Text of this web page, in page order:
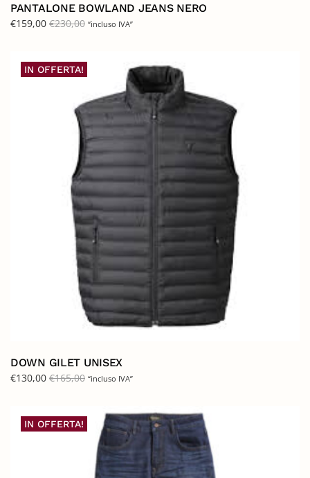
PANTALONE BOWLAND JEANS NERO
€159,00 €230,00 “incluso IVA”
IN OFFERTA!
DOWN GILET UNISEX
€130,00 €165,00 “incluso IVA”
IN OFFERTA!